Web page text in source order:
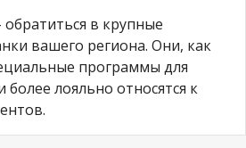
в крупные
вашего региона. Они, как
программы для
лояльно относятся к